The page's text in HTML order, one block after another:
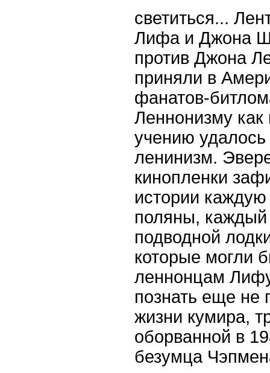
светиться...
Лифа и Джона
против Джона
приняли в
фанатов-
Леннонизму
учению
ленинизм.
кинопленки
истории каждую
поляны,
подводной
которые могли
леннонцам
познать еще не
жизни кумира,
оборванной в
безумца